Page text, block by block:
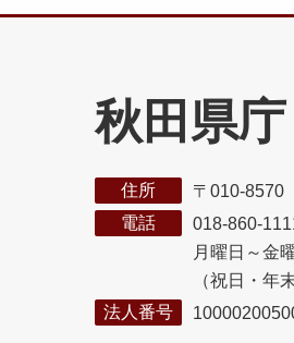
秋田県庁
住所
〒010-8570
電話
018-860-
月曜日～金
（祝日・年
法人番号